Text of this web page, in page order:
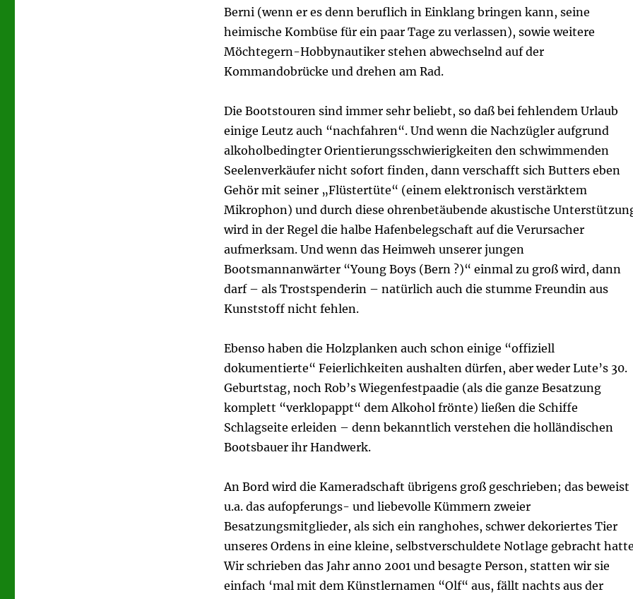
Berni (wenn er es denn beruflich in Einklang bringen kann, seine
heimische Kombüse für ein paar Tage zu verlassen), sowie weitere
Möchtegern-Hobbynautiker stehen abwechselnd auf der
Kommandobrücke und drehen am Rad.
Die Bootstouren sind immer sehr beliebt, so daß bei fehlendem Urlaub
einige Leutz auch “nachfahren“. Und wenn die Nachzügler aufgrund
alkoholbedingter Orientierungsschwierigkeiten den schwimmenden
Seelenverkäufer nicht sofort finden, dann verschafft sich Butters eben
Gehör mit seiner „Flüstertüte“ (einem elektronisch verstärktem
Mikrophon) und durch diese ohrenbetäubende akustische
wird in der Regel die halbe Hafenbelegschaft auf die Verursacher
aufmerksam. Und wenn das Heimweh unserer jungen
Bootsmannanwärter “Young Boys (Bern ?)“ einmal zu groß wird, dann
darf – als Trostspenderin – natürlich auch die stumme Freundin aus
Kunststoff nicht fehlen.
Ebenso haben die Holzplanken auch schon einige “offiziell
dokumentierte“ Feierlichkeiten aushalten dürfen, aber weder Lute’s 30.
Geburtstag, noch Rob’s Wiegenfestpaadie (als die ganze Besatzung
komplett “verklopappt“ dem Alkohol frönte) ließen die Schiffe
Schlagseite erleiden – denn bekanntlich verstehen die holländischen
Bootsbauer ihr Handwerk.
An Bord wird die Kameradschaft übrigens groß geschrieben; das beweist
u.a. das aufopferungs- und liebevolle Kümmern zweier
Besatzungsmitglieder, als sich ein ranghohes, schwer dekoriertes Tier
unseres Ordens in eine kleine, selbstverschuldete Notlage gebracht
Wir schrieben das Jahr anno 2001 und besagte Person, statten wir sie
einfach ‘mal mit dem Künstlernamen “Olf“ aus, fällt nachts aus der